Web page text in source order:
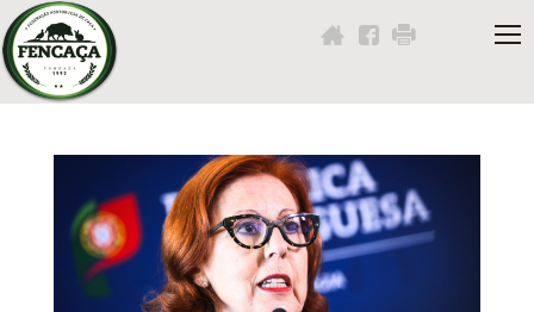
Navigation
Content
Footer